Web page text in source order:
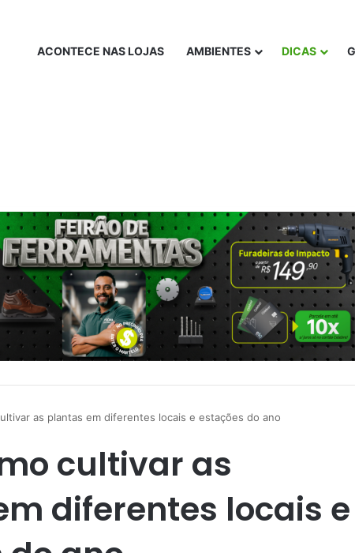
ACONTECE NAS LOJAS AMBIENTES DICAS
as plantas em diferentes locais e estações do ano
cultivar as
diferentes locais e